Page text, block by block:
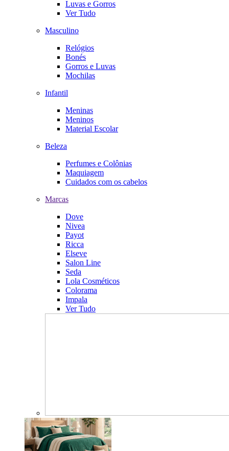
Luvas e Gorros
Ver Tudo
Masculino
Relógios
Bonés
Gorros e Luvas
Mochilas
Infantil
Meninas
Meninos
Material Escolar
Beleza
Perfumes e Colônias
Maquiagem
Cuidados com os cabelos
Marcas
Dove
Nivea
Payot
Ricca
Elseve
Salon Line
Seda
Lola Cosméticos
Colorama
Impala
Ver Tudo